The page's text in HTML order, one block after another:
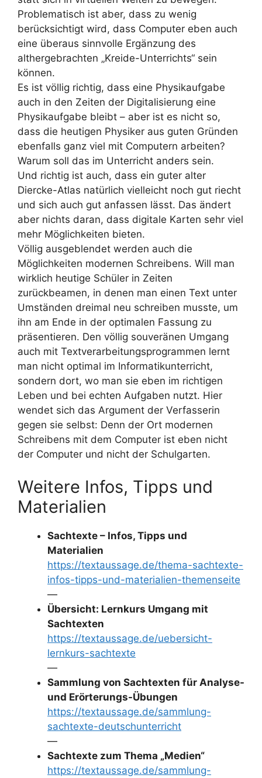
Problematisch ist aber, dass zu wenig
berücksichtigt wird, dass Computer eben auch
eine überaus sinnvolle Ergänzung des
althergebrachten „Kreide-Unterrichts“ sein
können.
Es ist völlig richtig, dass eine Physikaufgabe
auch in den Zeiten der Digitalisierung eine
Physikaufgabe bleibt – aber ist es nicht so,
dass die heutigen Physiker aus guten Gründen
ebenfalls ganz viel mit Computern arbeiten?
Warum soll das im Unterricht anders sein.
Und richtig ist auch, dass ein guter alter
Diercke-Atlas natürlich vielleicht noch gut riecht
und sich auch gut anfassen lässt. Das ändert
aber nichts daran, dass digitale Karten sehr viel
mehr Möglichkeiten bieten.
Völlig ausgeblendet werden auch die
Möglichkeiten modernen Schreibens. Will man
wirklich heutige Schüler in Zeiten
zurückbeamen, in denen man einen Text unter
Umständen dreimal neu schreiben musste, um
ihn am Ende in der optimalen Fassung zu
präsentieren. Den völlig souveränen Umgang
auch mit Textverarbeitungsprogrammen lernt
man nicht optimal im Informatikunterricht,
sondern dort, wo man sie eben im richtigen
Leben und bei echten Aufgaben nutzt. Hier
wendet sich das Argument der Verfasserin
gegen sie selbst: Denn der Ort modernen
Schreibens mit dem Computer ist eben nicht
der Computer und nicht der Schulgarten.
Weitere Infos, Tipps und
Materialien
Sachtexte – Infos, Tipps und
Materialien
https://textaussage.de/thema-sachtexte-
infos-tipps-und-materialien-themenseite
—
Übersicht: Lernkurs Umgang mit
Sachtexten
https://textaussage.de/uebersicht-
lernkurs-sachtexte
—
Sammlung von Sachtexten für Analyse-
und Erörterungs-Übungen
https://textaussage.de/sammlung-
sachtexte-deutschunterricht
—
Sachtexte zum Thema „Medien“
https://textaussage.de/sammlung-